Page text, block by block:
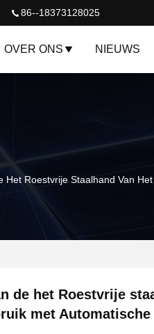
86--18373128025
OVER ONS NIEUWS
Het Roestvrije Staalhand Van
de het Roestvrije
met